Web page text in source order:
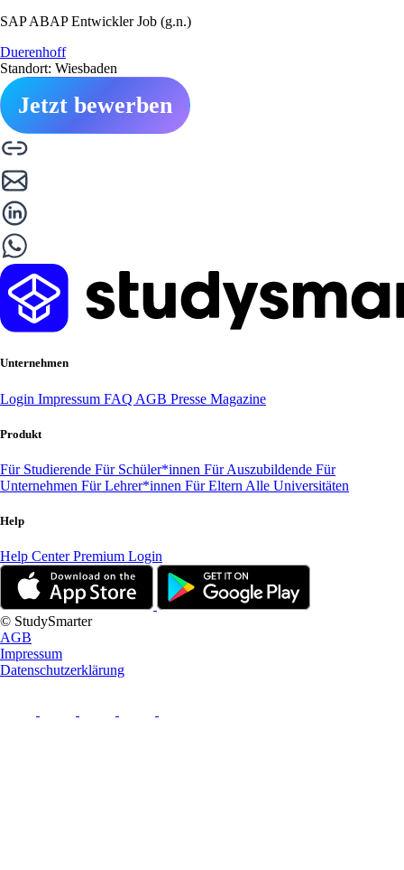
SAP ABAP Entwickler Job (g.n.)
Duerenhoff
Standort: Wiesbaden
Jetzt bewerben
Unternehmen
Login Impressum FAQ AGB Presse Magazine
Produkt
Für Studierende Für Schüler*innen Für Auszubildende Für
Unternehmen Für Lehrer*innen Für Eltern Alle Universitäten
Help
Help CenterPremium Login
© StudySmarter
AGB
Impressum
Datenschutzerklärung